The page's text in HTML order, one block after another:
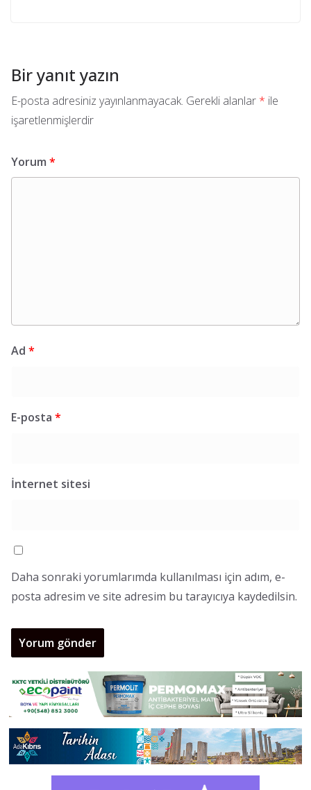
Bir yanıt yazın
E-posta adresiniz yayınlanmayacak. Gerekli alanlar * ile
işaretlenmişlerdir
Yorum *
Ad *
E-posta *
İnternet sitesi
Daha sonraki yorumlarımda kullanılması için adım, e-
posta adresim ve site adresim bu tarayıcıya kaydedilsin.